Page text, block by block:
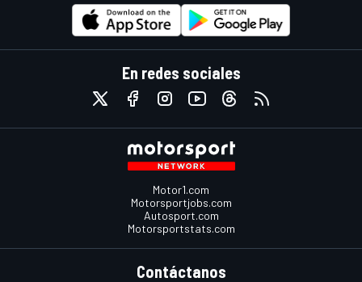
En redes sociales
Motor1.com
Motorsportjobs.com
Autosport.com
Motorsportstats.com
Contáctanos